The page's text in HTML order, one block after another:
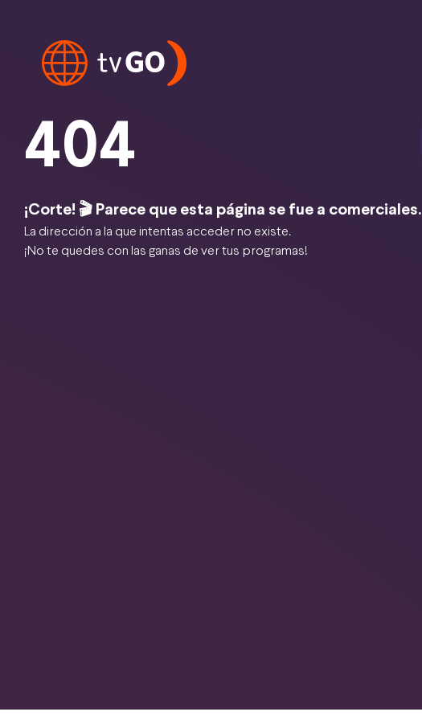
404
¡Corte! 🎬 Parece que esta página se fue a comerciales.
La dirección a la que intentas acceder no existe.
¡No te quedes con las ganas de ver tus programas!